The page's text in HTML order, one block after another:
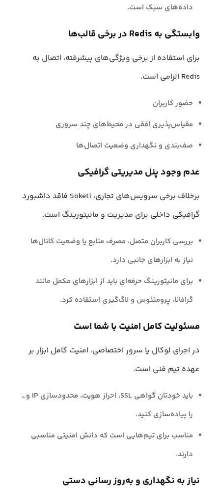
داده‌های سبک است.
وابستگی به Redis در برخی قالب‌ها
برای استفاده از برخی ویژگی‌های پیشرفته، اتصال به
Redis الزامی است.
حضور کاربران
مقیاس‌پذیری افقی در محیط‌های چند سروری
صف‌بندی و نگهداری وضعیت اتصال‌‌ها
عدم وجود پنل مدیریتی گرافیکی
برخلاف برخی سرویس‌های تجاری، Soketi فاقد داشبورد
گرافیکی داخلی برای مدیریت و مانیتورینگ است.
بررسی کاربران متصل، مصرف منابع یا وضعیت کانال‌ها
نیاز به ابزارهای جانبی دارد.
برای مانیتورینگ حرفه‌ای باید از ابزارهای مکمل مانند
گرافانا، پرومتئوس و لاگ‌گیری استفاده کرد.
مسئولیت کامل امنیت با شما است
در اجرای لوکال یا سرور اختصاصی، امنیت کامل ابزار بر
عهده تیم فنی است.
باید خودتان گواهی SSL، احراز هویت، محدودسازی IP و…
را پیاده‌سازی کنید.
مناسب برای تیم‌هایی است که دانش امنیتی مناسبی
دارند.
نیاز به نگهداری و به‌روز رسانی دستی